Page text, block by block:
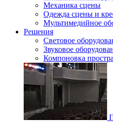
Механика сцены
Одежда сцены и
Мультимедийное
Решения
Световое
Звуковое
Компоновка